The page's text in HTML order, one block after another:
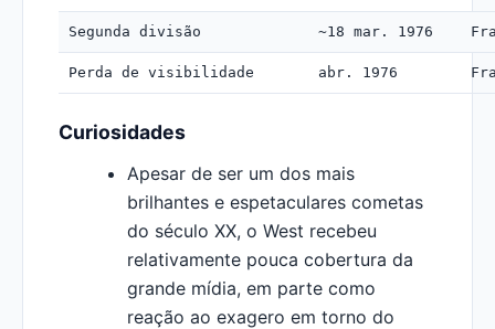
Segunda divisão ~18 mar. 1976
Perda de visibilidade abr. 1976
Curiosidades
Apesar de ser um dos mais
brilhantes e espetaculares cometas
do século XX, o West recebeu
relativamente pouca cobertura da
grande mídia, em parte como
reação ao exagero em torno do